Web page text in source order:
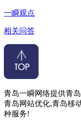
一瞬观点
相关问答
青岛一瞬网络提供青
青岛网站优化,青岛移
种服务!